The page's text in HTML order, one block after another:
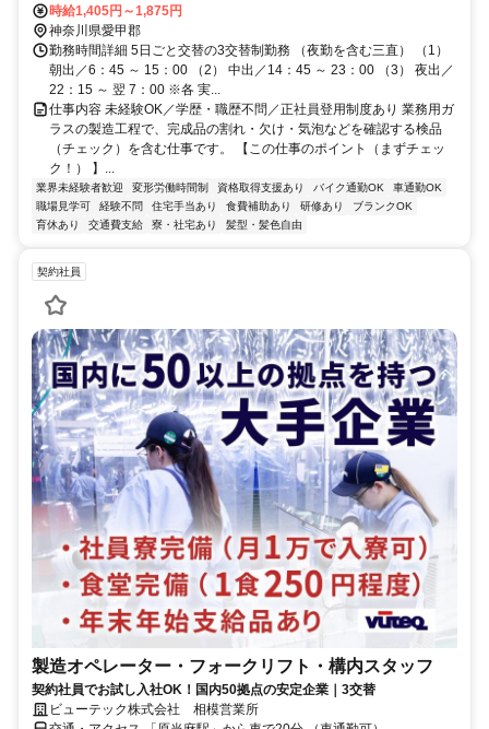
時給1,405円～1,875円
神奈川県愛甲郡
勤務時間詳細 5日ごと交替の3交替制勤務 （夜勤を含む三直） （1）
朝出／6：45 ～ 15：00 （2） 中出／14：45 ～ 23：00 （3） 夜出／
22：15 ～ 翌 7：00 ※各 実...
仕事内容 未経験OK／学歴・職歴不問／正社員登用制度あり 業務用ガ
ラスの製造工程で、完成品の割れ・欠け・気泡などを確認する検品
（チェック）を含む仕事です。 【この仕事のポイント（まずチェッ
ク！） 】...
業界未経験者歓迎 変形労働時間制 資格取得支援あり バイク通勤OK
車通勤OK
職場見学可
経験不問 住宅手当あり 食費補助あり 研修あり
ブランクOK
育休あり
交通費支給 寮・社宅あり 髪型・髪色自由
契約社員
製造オペレーター・フォークリフト・構内スタッフ
契約社員でお試し入社OK！国内50拠点の安定企業｜3交替
ビューテック株式会社 相模営業所